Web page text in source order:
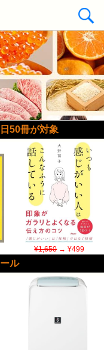
50冊が対象
¥1,650→ ¥499
ル